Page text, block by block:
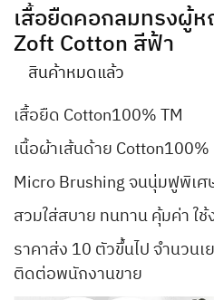
เสื้อยืดคอกลมทรงผู้
Zoft Cotton สีฟ้า
สินค้าหมดแล้ว
เสื้อยืด Cotton100% TM
เนื้อผ้าเส้นด้าย
Micro Brushing จนนุ่มฟูพิเ
สวมใส่สบาย ทนทาน คุ้มค่า ใ
ราคาส่ง 10 ตัวขึ้นไป จำนวน
ติดต่อพนักงานขาย